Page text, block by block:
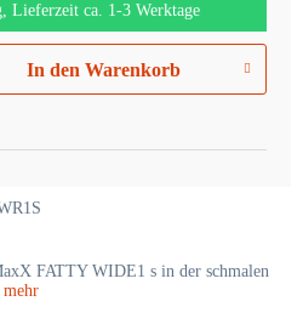
Lieferzeit ca. 1-3 Werktage
In den Warenkorb
FATTY WIDE1 s in der schmalen
mehr